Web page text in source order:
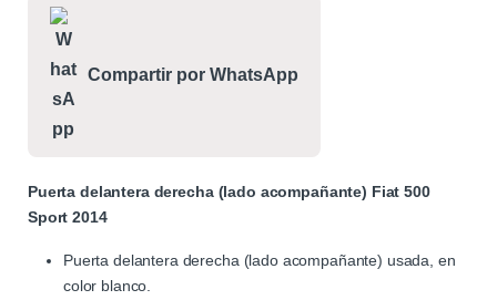
Compartir por WhatsApp
Puerta delantera derecha (lado acompañante) Fiat 500
Sport 2014
Puerta delantera derecha (lado acompañante) usada, en
color blanco.